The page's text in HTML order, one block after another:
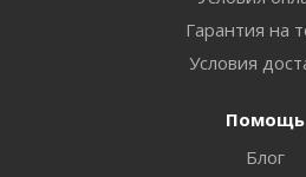
Гарантия на
Условия
Помощь
Блог